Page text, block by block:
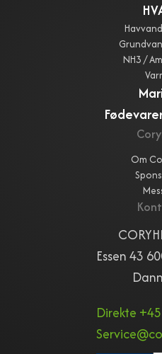
NH3 /
Om
Essen 43
Direkte